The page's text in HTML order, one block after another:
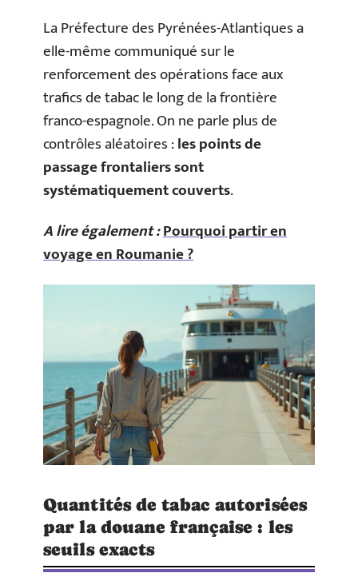
La Préfecture des Pyrénées-Atlantiques a
elle-même communiqué sur le
renforcement des opérations face aux
trafics de tabac le long de la frontière
franco-espagnole. On ne parle plus de
contrôles aléatoires :les points de
passage frontaliers sont
systématiquement couverts.
A lire également :Pourquoi partir en
voyage en Roumanie ?
Quantités de tabac autorisées
par la douane française : les
seuils exacts